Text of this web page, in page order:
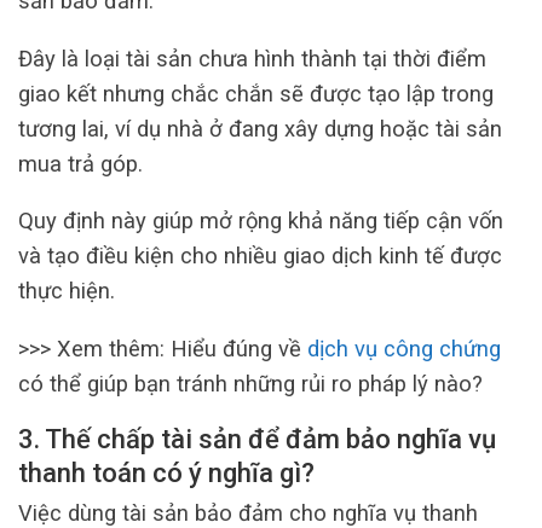
Đây là loại tài sản chưa hình thành tại thời điểm
giao kết nhưng chắc chắn sẽ được tạo lập trong
tương lai, ví dụ nhà ở đang xây dựng hoặc tài sản
mua trả góp.
Quy định này giúp mở rộng khả năng tiếp cận vốn
và tạo điều kiện cho nhiều giao dịch kinh tế được
thực hiện.
>>> Xem thêm: Hiểu đúng về dịch vụ công chứng
có thể giúp bạn tránh những rủi ro pháp lý nào?
3. Thế chấp tài sản để đảm bảo nghĩa vụ
thanh toán có ý nghĩa gì?
Việc dùng tài sản bảo đảm cho nghĩa vụ thanh